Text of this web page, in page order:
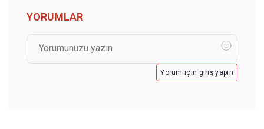
YORUMLAR
Yorum için giriş yapın